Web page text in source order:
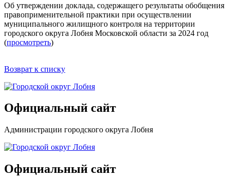
Об утверждении доклада, содержащего результаты обобщения
правоприменительной практики при осуществлении
муниципального жилищного контроля на территории
городского округа Лобня Московской области за 2024 год
(просмотреть)
Возврат к списку
Официальный сайт
Администрации городского округа Лобня
Официальный сайт